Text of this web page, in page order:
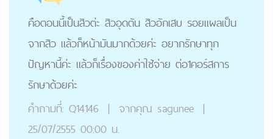
คือตอนนี้เป็นสิวต่ะ สิวอุดตัน สิวอักเสบ รอยแผลเป็น
จากสิว แล้วก็หน้ามันมากด้วยค่ะ อยากรักษาทุก
ปัญหานี้ค่ะ แล้วก็เรื่องของค่าใช้จ่าย ต่อ1คอร์สการ
รักษาด้วยค่ะ
คำถามที่: Q14146 | จากคุณ sagunee |
25/07/2555 00:00 น.